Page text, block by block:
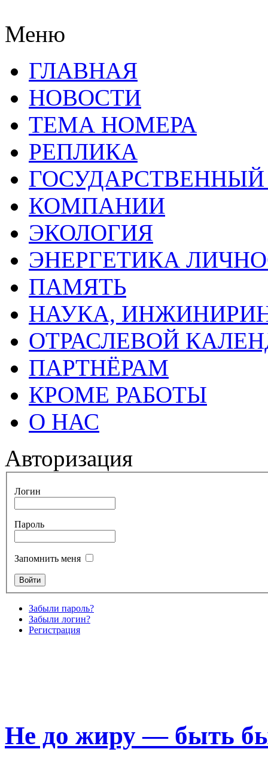
Меню
ГЛАВНАЯ
НОВОСТИ
ТЕМА НОМЕРА
РЕПЛИКА
КОМПАНИИ
ЭКОЛОГИЯ
ЭНЕРГЕТИКА
ПАМЯТЬ
НАУКА,
ОТРАСЛЕВОЙ
ПАРТНЁРАМ
КРОМЕ РАБОТЫ
О НАС
Авторизация
Логин
Пароль
Запомнить меня
Забыли пароль?
Забыли логин?
Регистрация
Не до жиру — быть